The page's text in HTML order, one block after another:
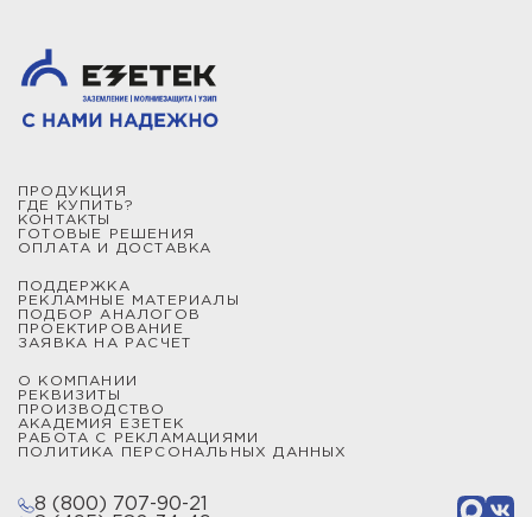
ПРОДУКЦИЯ
ГДЕ КУПИТЬ?
КОНТАКТЫ
ГОТОВЫЕ РЕШЕНИЯ
ОПЛАТА И ДОСТАВКА
ПОДДЕРЖКА
РЕКЛАМНЫЕ МАТЕРИАЛЫ
ПОДБОР АНАЛОГОВ
ПРОЕКТИРОВАНИЕ
ЗАЯВКА НА РАСЧЕТ
О КОМПАНИИ
РЕКВИЗИТЫ
ПРОИЗВОДСТВО
АКАДЕМИЯ ЕЗЕТЕК
РАБОТА С РЕКЛАМАЦИЯМИ
ПОЛИТИКА ПЕРСОНАЛЬНЫХ ДАННЫХ
8 (800) 707-90-21